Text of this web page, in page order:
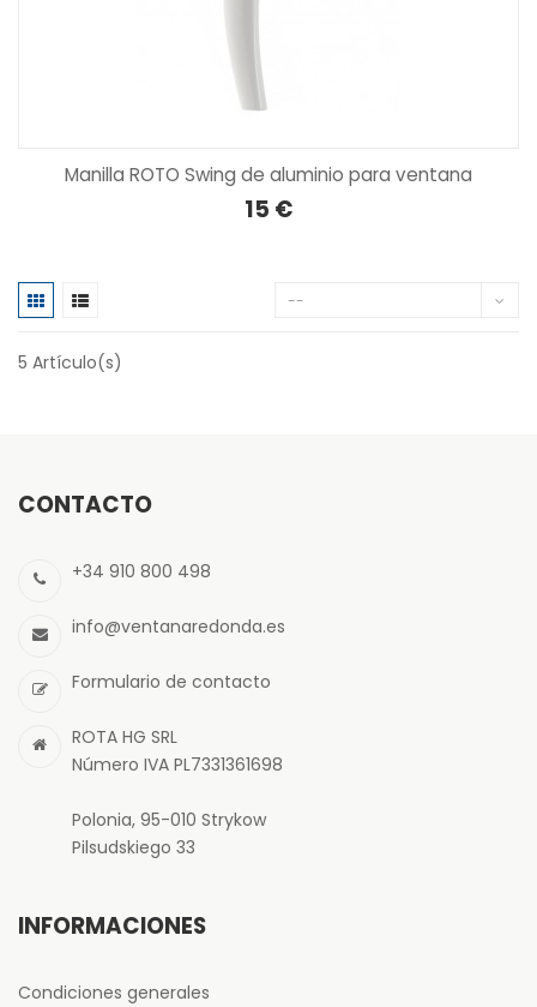
Manilla ROTO Swing de aluminio para ventana
15 €
--
5 Artículo(s)
CONTACTO
+34 910 800 498
info@ventanaredonda.es
Formulario de contacto
ROTA HG SRL
Número IVA PL7331361698
Polonia, 95-010 Strykow
Pilsudskiego 33
INFORMACIONES
Condiciones generales